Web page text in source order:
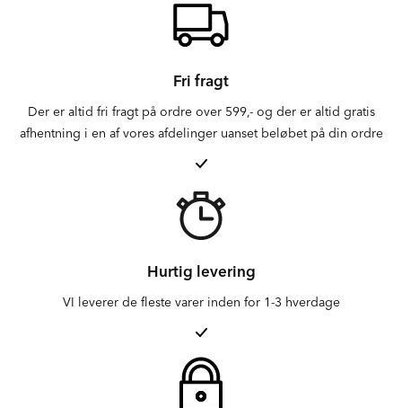
Fri fragt
Der er altid fri fragt på ordre over 599,- og der er altid gratis
afhentning i en af vores afdelinger uanset beløbet på din ordre
Hurtig levering
VI leverer de fleste varer inden for 1-3 hverdage